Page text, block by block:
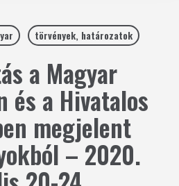
törvények, határozatok
a Magyar
és a Hivatalos
megjelent
– 2020.